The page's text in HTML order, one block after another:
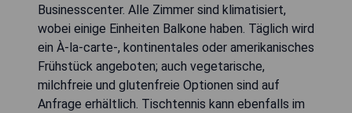
Businesscenter. Alle Zimmer sind klimatisiert,
wobei einige Einheiten Balkone haben. Täglich wird
ein À-la-carte-, kontinentales oder amerikanisches
Frühstück angeboten; auch vegetarische,
milchfreie und glutenfreie Optionen sind auf
Anfrage erhältlich. Tischtennis kann ebenfalls im